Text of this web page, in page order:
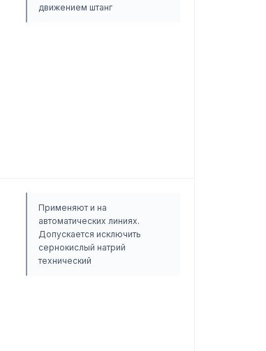
движением штанг
Применяют и на
автоматических линиях.
Допускается исключить
сернокислый натрий
технический